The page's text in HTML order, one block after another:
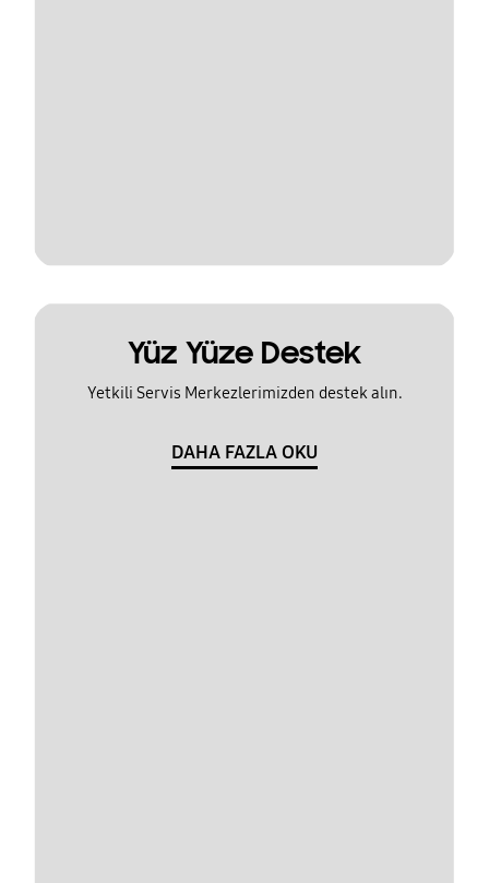
Yüz Yüze Destek
Yetkili Servis Merkezlerimizden destek alın.
DAHA FAZLA OKU